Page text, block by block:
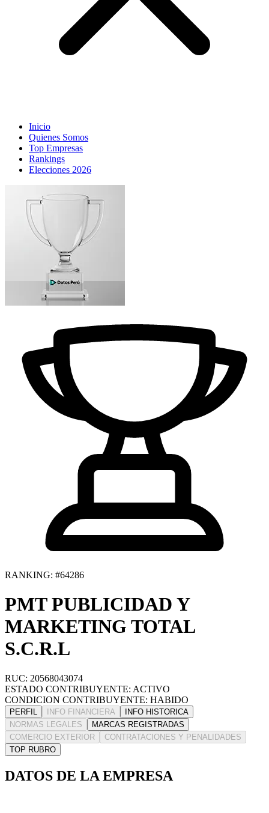
Inicio
Quienes Somos
Top Empresas
Rankings
Elecciones 2026
RANKING: #64286
PMT PUBLICIDAD Y
MARKETING TOTAL
S.C.R.L
RUC: 20568043074
ESTADO CONTRIBUYENTE: ACTIVO
CONDICION CONTRIBUYENTE: HABIDO
PERFIL INFO FINANCIERA
INFO HISTORICA
NORMAS LEGALES
MARCAS REGISTRADAS
COMERCIO EXTERIOR
CONTRATACIONES Y PENALIDADES
TOP RUBRO
DATOS DE LA EMPRESA